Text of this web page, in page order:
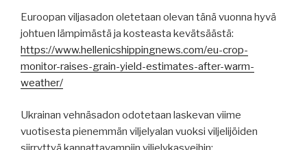
Euroopan viljasadon oletetaan olevan tänä vuonna hyvä
johtuen lämpimästä ja kosteasta kevätsäästä:
https://www.hellenicshippingnews.com/eu-crop-
monitor-raises-grain-yield-estimates-after-warm-
weather/
Ukrainan vehnäsadon odotetaan laskevan viime
vuotisesta pienemmän viljelyalan vuoksi viljelijöiden